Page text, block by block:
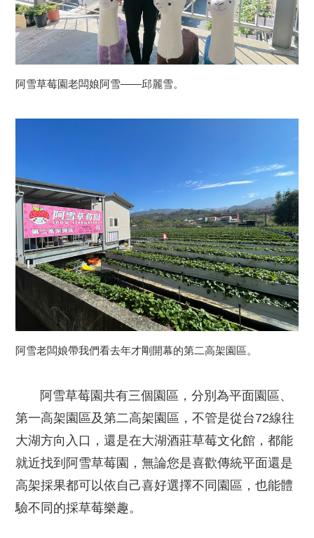
阿雪草莓園老闆娘阿雪——邱麗雪。
阿雪老闆娘帶我們看去年才剛開幕的第二高架園區。
阿雪草莓園共有三個園區，分別為平面園區、
第一高架園區及第二高架園區，不管是從台72線往
大湖方向入口，還是在大湖酒莊草莓文化館，都能
就近找到阿雪草莓園，無論您是喜歡傳統平面還是
高架採果都可以依自己喜好選擇不同園區，也能體
驗不同的採草莓樂趣。